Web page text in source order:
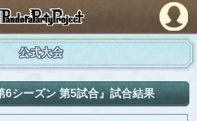
PandoraPartyProject
公式大会
6シーズン 第5試合』試合結果